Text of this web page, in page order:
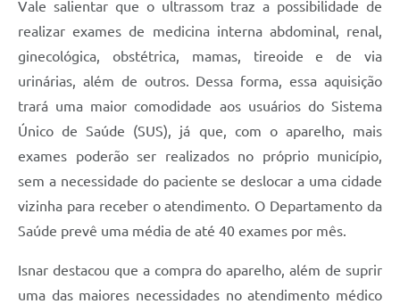
Vale salientar que o ultrassom traz a possibilidade de
realizar exames de medicina interna abdominal, renal,
ginecológica, obstétrica, mamas, tireoide e de via
urinárias, além de outros. Dessa forma, essa aquisição
trará uma maior comodidade aos usuários do Sistema
Único de Saúde (SUS), já que, com o aparelho, mais
exames poderão ser realizados no próprio município,
sem a necessidade do paciente se deslocar a uma cidade
vizinha para receber o atendimento. O Departamento da
Saúde prevê uma média de até 40 exames por mês.
Isnar destacou que a compra do aparelho, além de suprir
uma das maiores necessidades no atendimento médico